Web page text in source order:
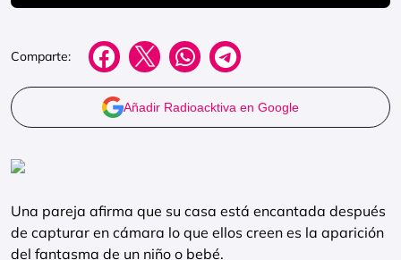
Comparte:
Añadir Radioacktiva en Google
Una pareja afirma que su casa está encantada después
de capturar en cámara lo que ellos creen es la aparición
del fantasma de un niño o bebé.